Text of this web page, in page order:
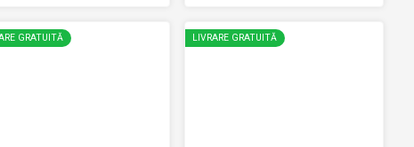
GRATUITĂ LIVRARE GRATUITĂ